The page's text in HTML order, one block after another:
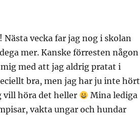
vecka far jag nog i skolan
mer. Kanske förresten någon
med att jag aldrig pratat i
bra, men jag har ju inte hört
vill höra det heller
Mina lediga
vakta ungar och hundar